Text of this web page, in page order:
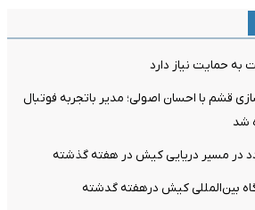
به حمایت نیاز دارد
قشم با احسان اصولی؛ مدیر باتجربه فوتبال
شد